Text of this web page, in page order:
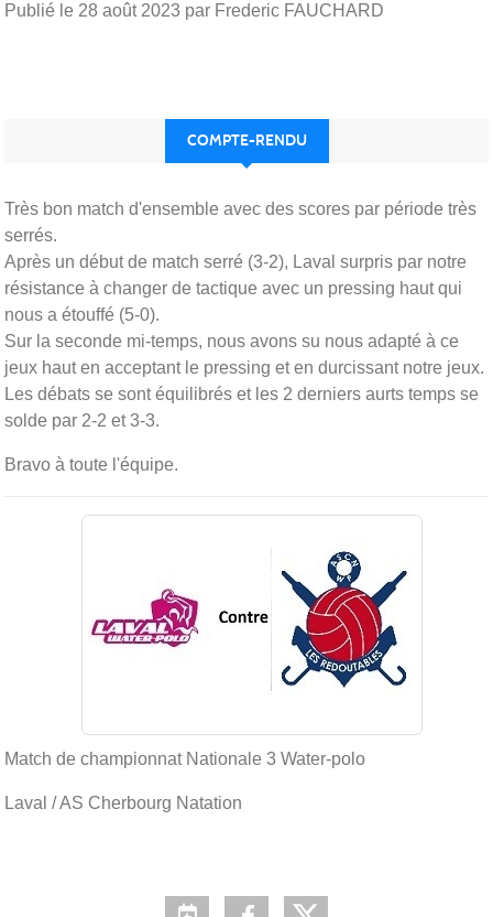
Publié le 28 août 2023 par Frederic FAUCHARD
COMPTE-RENDU
Très bon match d'ensemble avec des scores par période très
serrés.
Après un début de match serré (3-2), Laval surpris par notre
résistance à changer de tactique avec un pressing haut qui
nous a étouffé (5-0).
Sur la seconde mi-temps, nous avons su nous adapté à ce
jeux haut en acceptant le pressing et en durcissant notre jeux.
Les débats se sont équilibrés et les 2 derniers aurts temps se
solde par 2-2 et 3-3.
Bravo à toute l'équipe.
Match de championnat Nationale 3 Water-polo
Laval / AS Cherbourg Natation